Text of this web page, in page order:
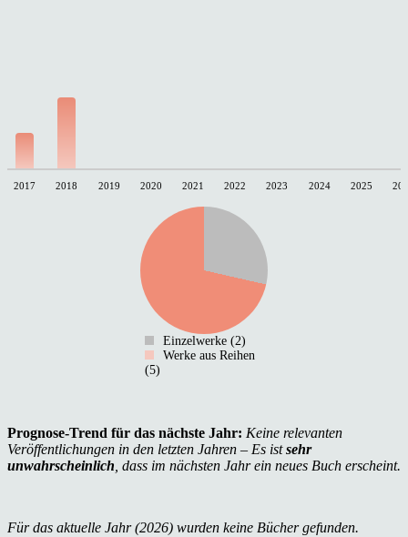
2017 2018 2019 2020 2021 2022 2023 2024 2025
Einzelwerke (2)
Werke aus Reihen
(5)
Prognose-Trend für das nächste Jahr: Keine relevanten
Veröffentlichungen in den letzten Jahren – Es istsehr
unwahrscheinlich , dass im nächsten Jahr ein neues Buch erscheint.
Für das aktuelle Jahr (2026) wurden keine Bücher gefunden.